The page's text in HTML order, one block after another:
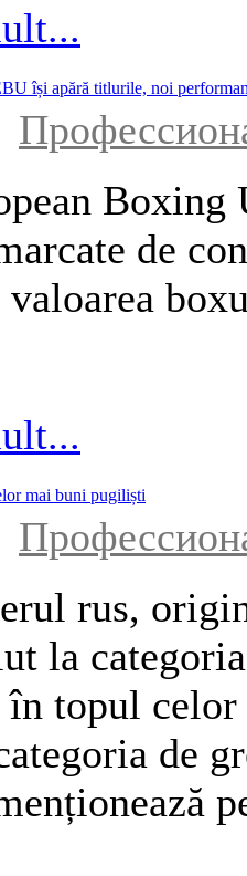
își apără titlurile, noi
de
mai buni pugiliști
rus,
la
topul
de